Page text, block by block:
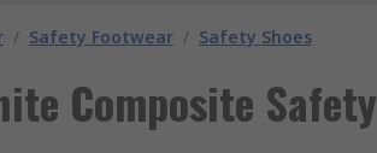
/ Safety Footwear / Safety Shoes
Composite Safety